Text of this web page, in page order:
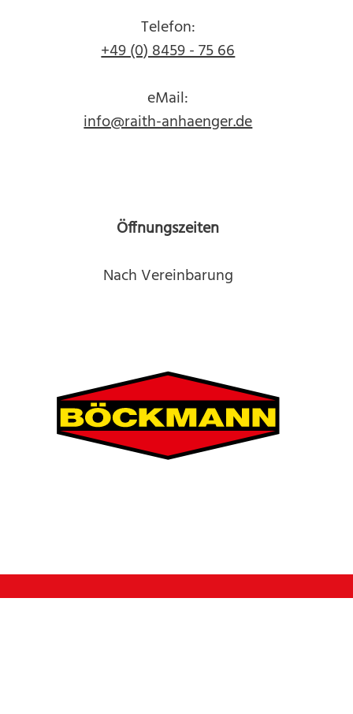
Telefon:
+49 (0) 8459 - 75 66
eMail:
info@raith-anhaenger.de
Öffnungszeiten
Nach Vereinbarung